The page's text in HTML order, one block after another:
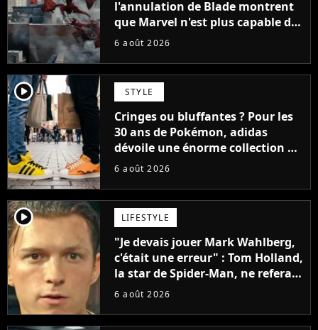
l'annulation de Blade montrent
que Marvel n'est plus capable de
faire quoi que ce soit de simple
6 août 2026
player2 STYLE
Cringes ou bluffantes ? Pour les
30 ans de Pokémon, adidas
dévoile une énorme collection de
sneakers et je ne sais pas quoi en
6 août 2026
player2 LIFESTYLE
"Je devais jouer Mark Wahlberg,
c'était une erreur" : Tom Holland,
la star de Spider-Man, ne referait
pas ce blockbuster
6 août 2026